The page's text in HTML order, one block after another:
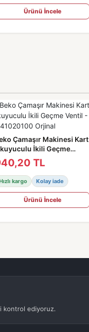
Ürünü İncele
Çamaşır Makinesi Kart
İkili Geçme
- 2841020100 Orjinal
TL
kargo Kolay iade
Ürünü İncele
kontrol ediyoruz.